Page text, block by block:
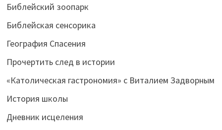
Библейский зоопарк
Библейская сенсорика
География Спасения
Прочертить след в истории
«Католическая гастрономия» с Виталием Задворным
История школы
Дневник исцеления